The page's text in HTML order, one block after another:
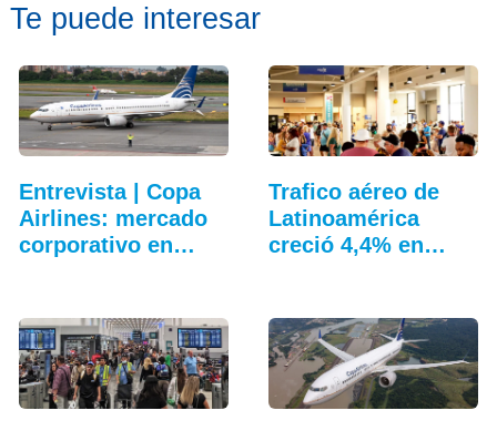
Te puede interesar
Entrevista | Copa
Airlines: mercado
corporativo en…
Trafico aéreo de
Latinoamérica
creció 4,4% en